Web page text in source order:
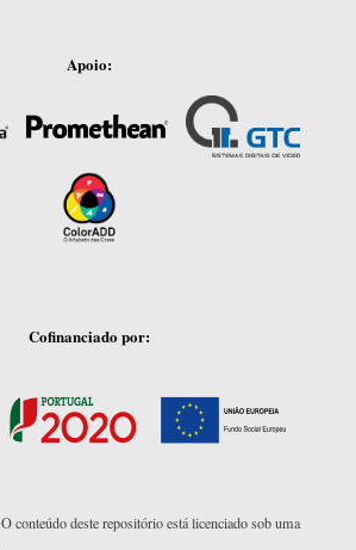
Apoio:
Cofinanciado por:
O conteúdo deste repositório está licenciado sob uma